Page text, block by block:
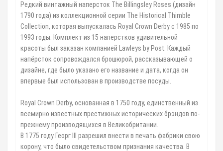
Редкий винтажный наперсток The Billingsley Roses (дизайн
1790 года) из коллекционной серии The Historical Thimble
Collection, которая выпускалась Royal Crown Derby с 1985 по
1993 годы. Комплект из 15 наперстков удивительной
красоты был заказан компанией Lawleys by Post. Каждый
напёрсток сопровождался брошюрой, рассказывающей о
дизайне, где было указано его название и дата, когда он
впервые был использован в производстве посуды.
Royal Crown Derby, основанная в 1750 году, единственный из
всемирно известных престижных исторических брэндов по-
прежнему производящихся в Великобритании.
В 1775 году Георг III разрешил внести в печать фабрики свою
корону, что было свидетельством признания качества. В